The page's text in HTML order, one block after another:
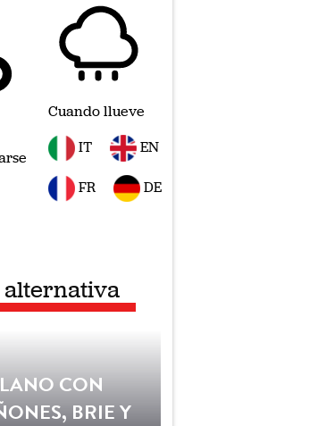
Cuando llueve
IT
EN
FR DE
alternativa
CON
BRIE Y